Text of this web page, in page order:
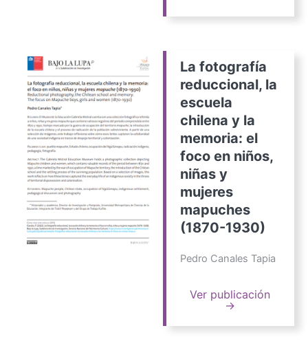
La fotografía
reduccional, la
escuela
chilena y la
memoria: el
foco en niños,
niñas y
mujeres
mapuches
(1870-1930)
Pedro Canales Tapia
Ver publicación
→